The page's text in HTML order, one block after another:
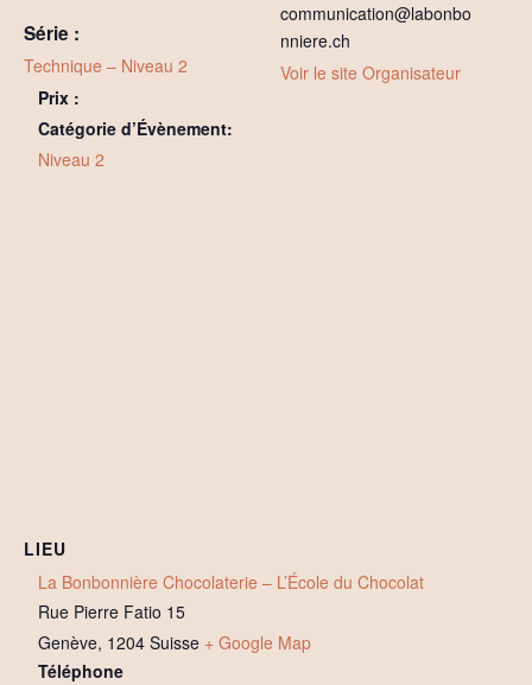
Série :
Technique – Niveau 2
Prix :
Catégorie d’Évènement:
Niveau 2
communication@labonbo
nniere.ch
Voir le site Organisateur
LIEU
La Bonbonnière Chocolaterie – L’École du Chocolat
Rue Pierre Fatio 15
Genève, 1204 Suisse + Google Map
Téléphone